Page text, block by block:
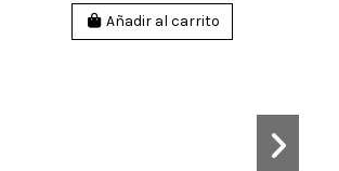
Añadir al carrito